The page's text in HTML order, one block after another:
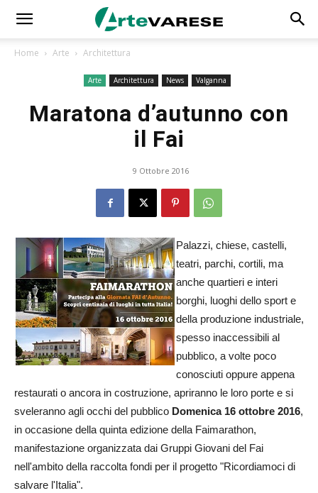
Home Arte Architettura
Arte Architettura News Valganna
Maratona d’autunno con
il Fai
9 Ottobre 2016
Palazzi, chiese, castelli,
teatri, parchi, cortili, ma
anche quartieri e interi
borghi, luoghi dello sport e
della produzione industriale,
spesso inaccessibili al
pubblico, a volte poco
conosciuti oppure appena
restaurati o ancora in costruzione, apriranno le loro porte e si
sveleranno agli occhi del pubblico Domenica 16 ottobre 2016,
in occasione della quinta edizione della Faimarathon,
manifestazione organizzata dai Gruppi Giovani del Fai
nell'ambito della raccolta fondi per il progetto "Ricordiamoci di
salvare l'Italia".